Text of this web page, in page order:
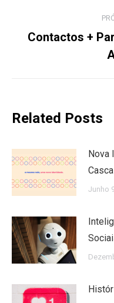
Contactos +
Related Posts
Nova
Junho